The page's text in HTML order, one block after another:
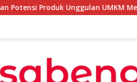
UMKM Melalui Kajian Bank